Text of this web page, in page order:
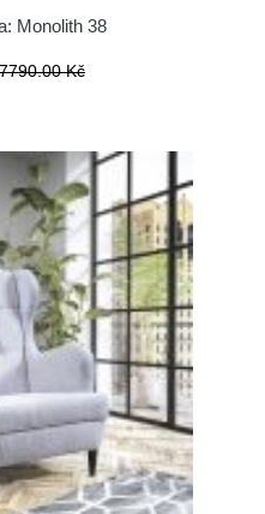
Monolith 38
7790.00 Kč